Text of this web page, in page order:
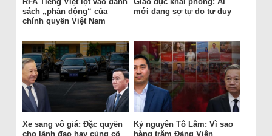
sách „phản động“ của
chính quyền Việt Nam
mới đang sợ tự do tư duy
Xe sang vô giá: Đặc quyền
cho lãnh đạo hay củng cố
Kỷ nguyên Tô Lâm: Vì sao
hàng trăm Đảng Viên